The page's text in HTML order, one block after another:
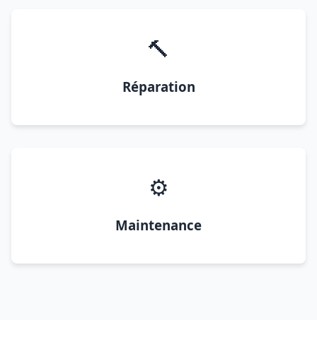
🔨
Réparation
⚙️
Maintenance